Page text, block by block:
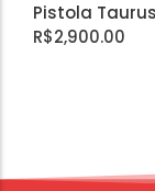
Pistola
R$2,900.00